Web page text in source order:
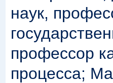
наук,
профессор
процесса;